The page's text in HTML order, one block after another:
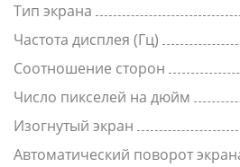
Тип экрана
Частота дисплея (Гц)
Соотношение сторон
Число пикселей на дюйм
Изогнутый экран
Автоматический поворот